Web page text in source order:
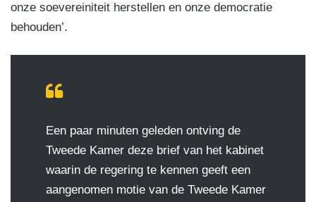
onze soevereiniteit herstellen en onze democratie
behouden’.
Een paar minuten geleden ontving de
Tweede Kamer deze brief van het kabinet
waarin de regering te kennen geeft een
aangenomen motie van de Tweede Kamer